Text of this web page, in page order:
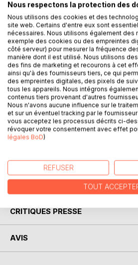
DESCRIPTION
Une jeune femme de 26 ans, que
surnommeront Delphine, a été
Porto entre la vie et la mort. Elle
malgré de nombreuses blessures et
Elle se battra pour retrouver la
qu'il lui est arrivé ! Pourra-t-elle
revient par brides ? Deux
Pereira et Dario de Souza,
française, Emmy Gibson, mèneront
commun, en dépit de nombreux
CRITIQUES PRESSE
AVIS
Nous respectons la protection des
Nous utilisons des cookies et des
site web. Certains d'entre eux sont
nécessaires. Nous utilisons également des
exemple des cookies ou des empreintes
côté serveur) pour mesurer la fréquence
manière dont il est utilisé. Nous utilisons
des fins de marketing et recourons à cet
ainsi qu'à des fournisseurs tiers, ce qui
des empreintes digitales, des pixels de
tous les appareils. Nous intégrons
contenus tiers provenant d'autres
Nous n'avons aucune influence sur le
et sur un éventuel tracking par le
vous acceptez les processus décrits ci-
révoquer votre consentement avec effet
légales BoD)
REFUSER
TOUT